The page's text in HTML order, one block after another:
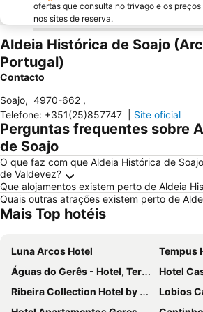
ofertas que consulta no trivago e os
nos sites de reserva.
Aldeia Histórica de Soajo
Portugal)
Contacto
Soajo, 4970-662 ,
Telefone: +351(25)857747 Site oficial
Perguntas frequentes sobre
de Soajo
O que faz com que Aldeia Histórica de
de Valdevez?
Que alojamentos existem perto de Aldeia
Quais outras atrações existem perto de
Mais Top hotéis
Luna Arcos Hotel
Tempus
Águas do Gerês - Hotel, Termas & Spa
Hotel
Ribeira Collection Hotel by Piamonte Hotels
Lobios